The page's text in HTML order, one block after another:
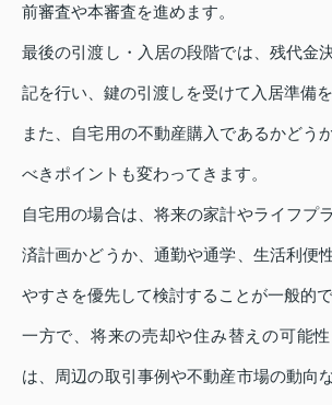
前審査や本審査を進めます。
最後の引渡し・入居の段階では、残代金
記を行い、鍵の引渡しを受けて入居準備
また、自宅用の不動産購入であるかどう
べきポイントも変わってきます。
自宅用の場合は、将来の家計やライフプ
済計画かどうか、通勤や通学、生活利便
やすさを優先して検討することが一般的で
一方で、将来の売却や住み替えの可能
は、周辺の取引事例や不動産市場の動向